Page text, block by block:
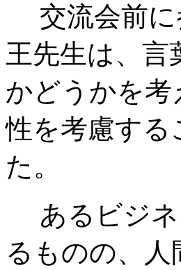
交流会前
王先生は、言
かどうかを考
性を考慮する
た。
あるビジ
るものの、